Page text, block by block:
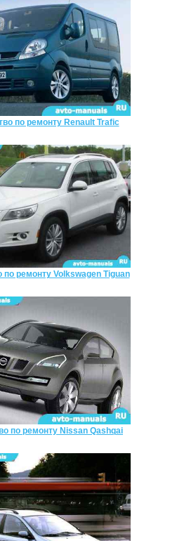
по ремонту Renault Trafic
по ремонту Volkswagen Tiguan
по ремонту Nissan Qashqai